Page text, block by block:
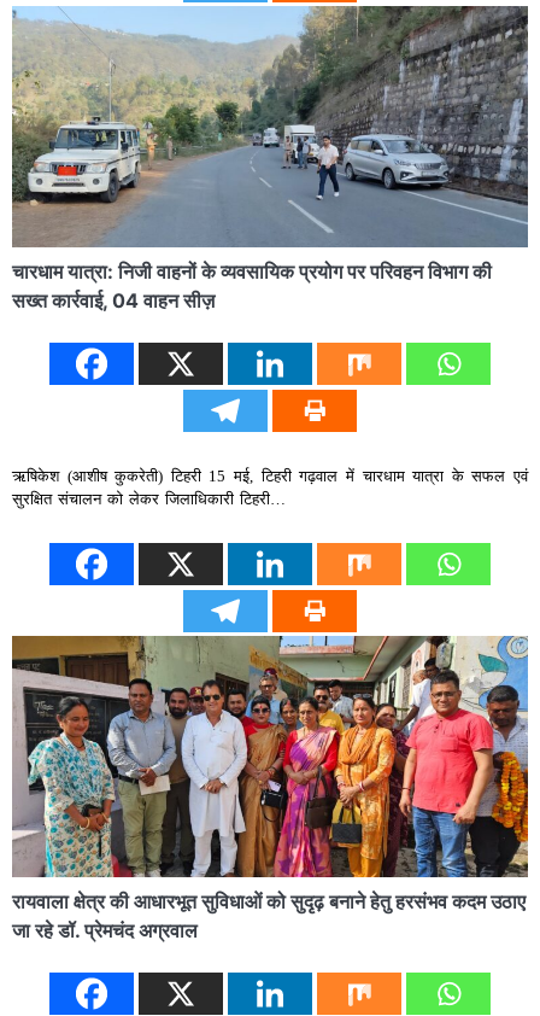
चारधाम यात्रा: निजी वाहनों के व्यवसायिक प्रयोग पर परिवहन विभाग की
सख्त कार्रवाई, 04 वाहन सीज़
ऋषिकेश (आशीष कुकरेती) टिहरी 15 मई, टिहरी गढ़वाल में चारधाम यात्रा के सफल एवं
सुरक्षित संचालन को लेकर जिलाधिकारी टिहरी…
रायवाला क्षेत्र की आधारभूत सुविधाओं को सुदृढ़ बनाने हेतु हरसंभव कदम उठाए
जा रहे डॉ. प्रेमचंद अग्रवाल